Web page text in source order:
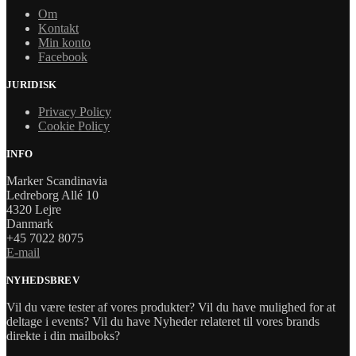
Om
Kontakt
Min konto
Facebook
JURIDISK
Privacy Policy
Cookie Policy
INFO
Marker Scandinavia
Ledreborg Allé 10
4320 Lejre
Danmark
+45 7022 8075
E-mail
NYHEDSBREV
Vil du være tester af vores produkter? Vil du have mulighed for at
deltage i events? Vil du have Nyheder relateret til vores brands
direkte i din mailboks?